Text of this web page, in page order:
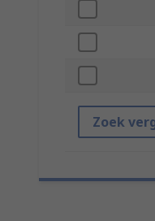
Zoek